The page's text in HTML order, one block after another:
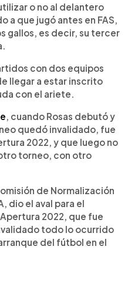
o no al delantero
a que jugó antes en FAS,
gallos, es decir, su tercer
con dos equipos
llegar a estar inscrito
con el ariete.
, cuando Rosas debutó y
quedó invalidado, fue
2022, y que luego no
torneo, con otro
de Normalización
dio el aval para el
Apertura 2022, que fue
todo lo ocurrido
del fútbol en el